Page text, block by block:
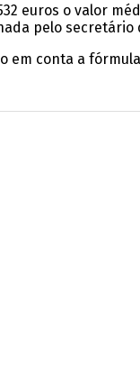
euros o valor
pelo secretário
em conta a